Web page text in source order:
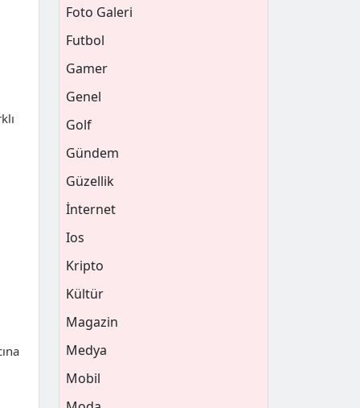
Foto Galeri
Futbol
Gamer
Genel
Golf
Gündem
Güzellik
İnternet
Ios
Kripto
Kültür
Magazin
Medya
Mobil